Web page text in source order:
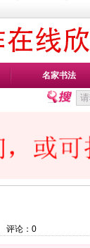
名家书法
评论： 0